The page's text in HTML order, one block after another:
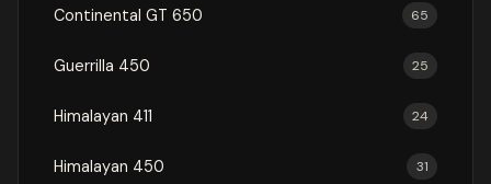
Continental GT 650 65
Guerrilla 450 25
Himalayan 411 24
Himalayan 450 31